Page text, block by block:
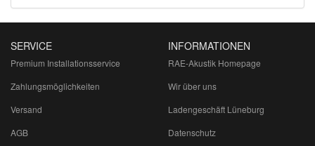
SERVICE
Premium Installationsservice
Zahlungsmöglichkeiten
Versand
AGB
INFORMATIONEN
RAE-Akustik Homepage
Wir über uns
Ladengeschäft Lüneburg
Datenschutz